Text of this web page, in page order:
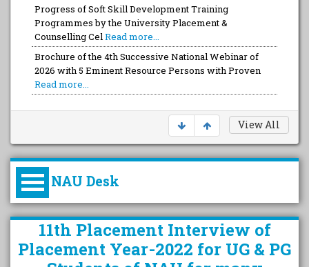
Progress of Soft Skill Development Training
Programmes by the University Placement &
Counselling CelRead more...
Brochure of the 4th Successive National Webinar of
2026 with 5 Eminent Resource Persons with Proven
Read more...
View All
NAU Desk
કુલપતિની પરિવર્તનકારી પહેલનું
વિહંગાવલોકન (ઓક્ટોબર ૨૦૨૦-૨૦૨૫)
11th Placement Interview of
Placement Year-2022 for UG & PG